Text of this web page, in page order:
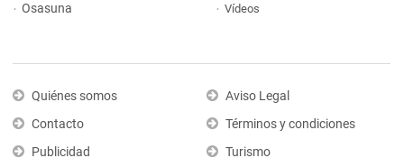
Osasuna
Vídeos
Quiénes somos
Contacto
Publicidad
Aviso Legal
Términos y condiciones
Turismo